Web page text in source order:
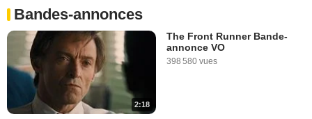
Bandes-annonces
2:18
The Front Runner Bande-
annonce VO
398 580 vues